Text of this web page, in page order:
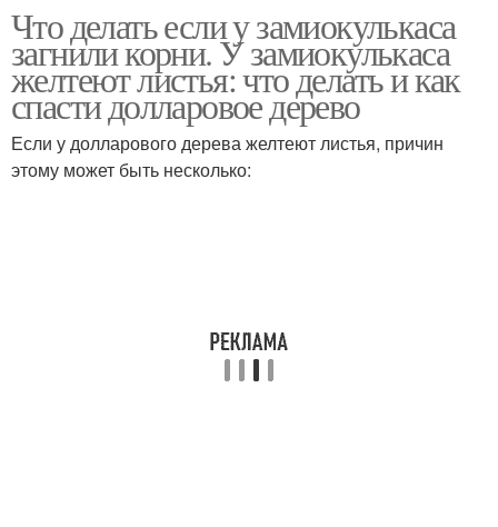
Что делать если у замиокулькаса
загнили корни. У замиокулькаса
желтеют листья: что делать и как
спасти долларовое дерево
Если у долларового дерева желтеют листья, причин
этому может быть несколько: